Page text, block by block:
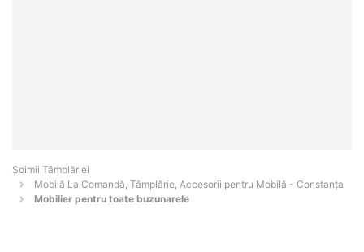
Șoimii Tâmplăriei
Mobilă La Comandă, Tâmplărie, Accesorii pentru Mobilă - Constanţa
Mobilier pentru toate buzunarele